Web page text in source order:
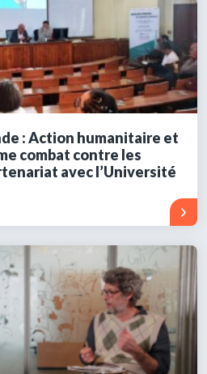
: Action humanitaire et
combat contre les
avec l’Université